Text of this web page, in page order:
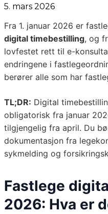
5. mars 2026
Fra 1. januar 2026 er
digital timebestilling, og
lovfestet rett til e-
endringene i
berører alle som har
TL;DR: Digital
obligatorisk fra januar
tilgjengelig fra april. Du
dokumentasjon fra
sykmelding og
Fastlege
2026: Hva er